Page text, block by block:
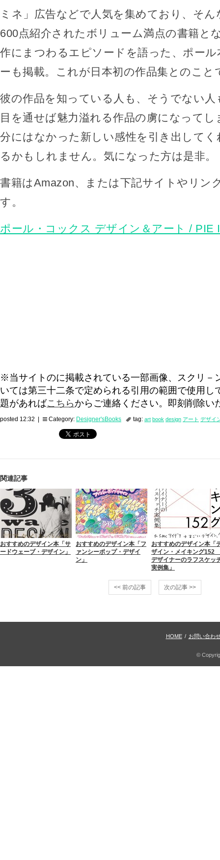
ミネ」広告などで人気を集めており、そん
600点紹介されたボリューム満点の書籍と
作にまつわるエピソードを語った、ポー
ーも掲載。これが日本初の作品集とのこと
彼の作品を知っている人も、そうでない人
目を通せば魅力溢れる作品の虜になって
分にはなかった新しい感性を引き出して
るかもしれません。気になった方は是非。
書籍はAmazon、または下記サイトやリン
す。
ポール・コックス デザイン＆アート / PIE
※当サイトのに掲載されている一部画像、スクリ－
いては第三十二条で定められる引用の範囲で使用し
題があればこちらからご連絡ください。即刻削除い
posted 12:32 | Category: Designer'sBooks tag: art book design アート デザイ
関連記事
おすすめのデザイン本「サ
ードウェーブ・デザイン」
おすすめのデザイン本「フ
ァンシーポップ・デザイ
ン」
おすすめのデザイン本「
ザイン・メイキング152
デザイナーのラフスケッ
実例集」
<< 前の記事 次の記事 >>
HOME / お問い合わ
©